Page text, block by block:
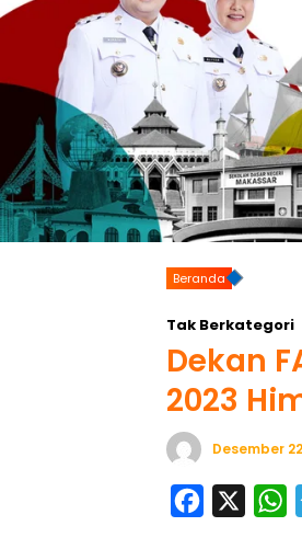
Beranda
Tak Berkategori
Dekan
2023
Desember